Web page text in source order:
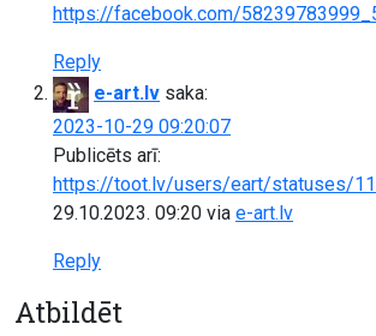
https://facebook.com/
Reply
e-art.lv saka:
2023-10-29 09:20:07
Publicēts arī:
https://toot.lv/users/eart/statuses/
29.10.2023. 09:20 via e-art.lv
Reply
Atbildēt